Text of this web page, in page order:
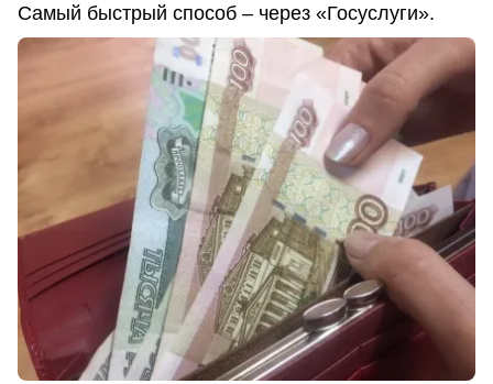
Самый быстрый способ – через «Госуслуги».